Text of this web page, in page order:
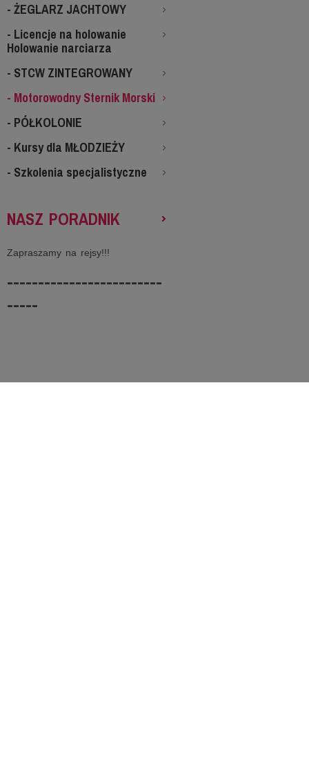
- ŻEGLARZ JACHTOWY
- Licencje na holowanie
Holowanie narciarza
- STCW ZINTEGROWANY
- Motorowodny Sternik Morski
- PÓŁKOLONIE
- Kursy dla MŁODZIEŻY
- Szkolenia specjalistyczne
NASZ PORADNIK
Zapraszamy na rejsy!!!
-------------------------
-----